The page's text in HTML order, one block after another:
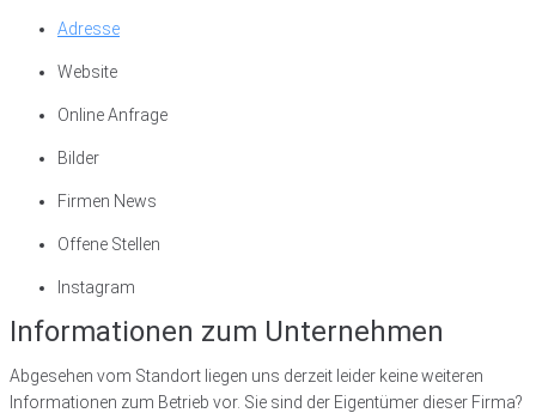
Adresse
Website
Online Anfrage
Bilder
Firmen News
Offene Stellen
Instagram
Informationen zum Unternehmen
Abgesehen vom Standort liegen uns derzeit leider keine weiteren
Informationen zum Betrieb vor. Sie sind der Eigentümer dieser Firma?